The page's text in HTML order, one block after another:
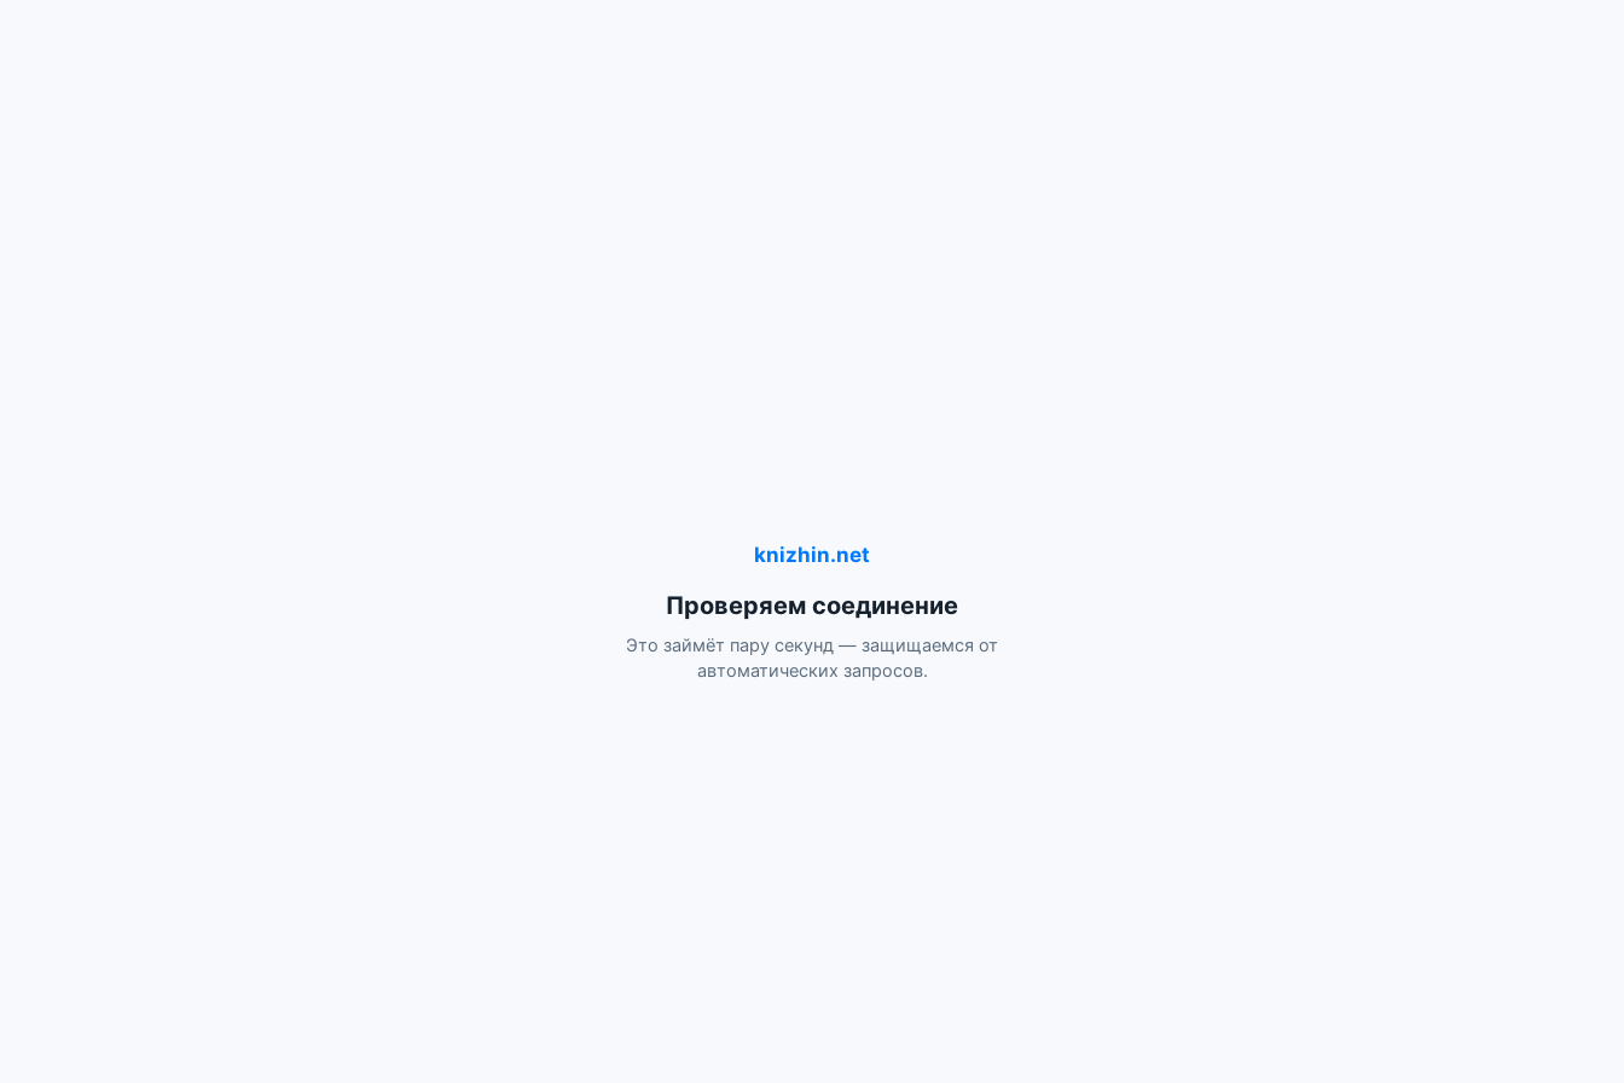
knizhin.net
Проверяем соединение
Это займёт пару секунд — защищаемся от
автоматических запросов.